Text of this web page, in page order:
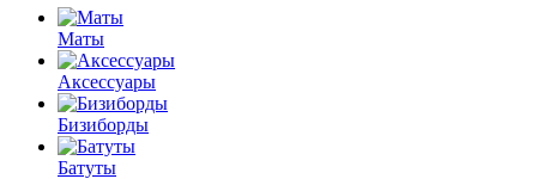
Маты
Аксессуары
Бизиборды
Батуты